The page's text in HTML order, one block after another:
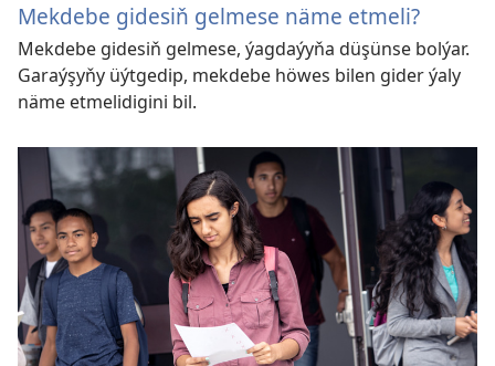
Mekdebe gidesiň gelmese näme etmeli?
Mekdebe gidesiň gelmese, ýagdaýyňa düşünse bolýar.
Garaýşyňy üýtgedip, mekdebe höwes bilen gider ýaly
näme etmelidigini bil.